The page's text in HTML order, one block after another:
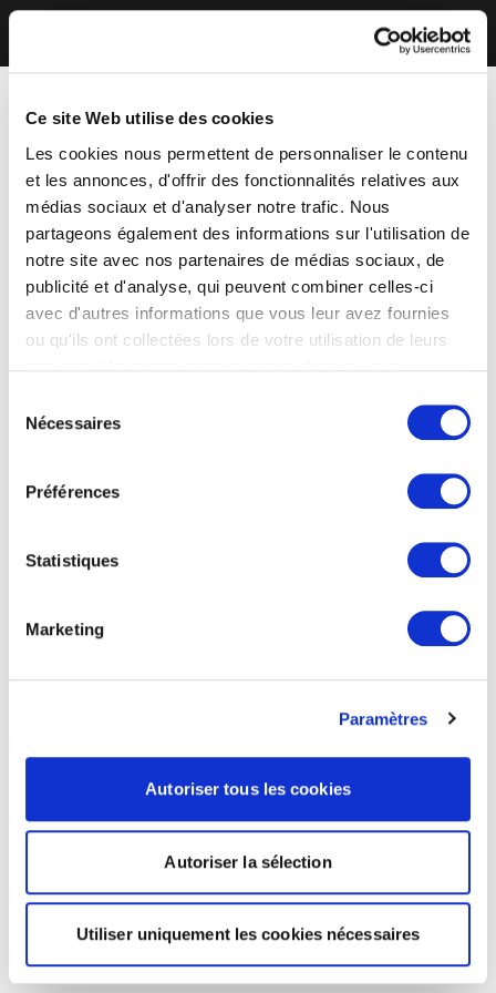
Ce site Web utilise des cookies
Les cookies nous permettent de personnaliser le contenu
et les annonces, d'offrir des fonctionnalités relatives aux
médias sociaux et d'analyser notre trafic. Nous
partageons également des informations sur l'utilisation de
notre site avec nos partenaires de médias sociaux, de
publicité et d'analyse, qui peuvent combiner celles-ci
avec d'autres informations que vous leur avez fournies
ou qu'ils ont collectées lors de votre utilisation de leurs
Nécessaires
Préférences
Statistiques
Marketing
Paramètres
Autoriser tous les cookies
Autoriser la sélection
Utiliser uniquement les cookies nécessaires